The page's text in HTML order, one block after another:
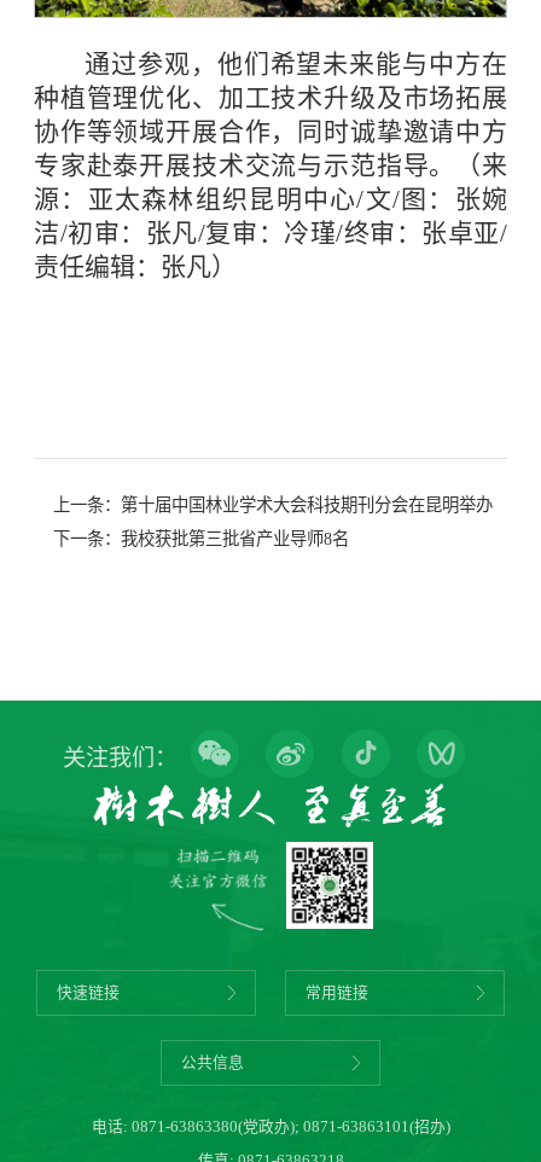
通过参观，他们希望未来能与中方在
种植管理优化、加工技术升级及市场拓展
协作等领域开展合作，同时诚挚邀请中方
专家赴泰开展技术交流与示范指导。（来
源：亚太森林组织昆明中心/文/图：张婉
洁/初审：张凡/复审：冷瑾/终审：张卓亚/
责任编辑：张凡）
上一条： 第十届中国林业学术大会科技期刊分会在昆明举办
下一条： 我校获批第三批省产业导师8名
关注我们：
快速链接 常用链接
公共信息
电话: 0871-63863380(党政办); 0871-63863101(招办)